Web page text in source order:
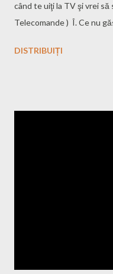
când te uiţi la TV şi vrei să
Telecomande ) Î. Ce nu
DISTRIBUIȚI